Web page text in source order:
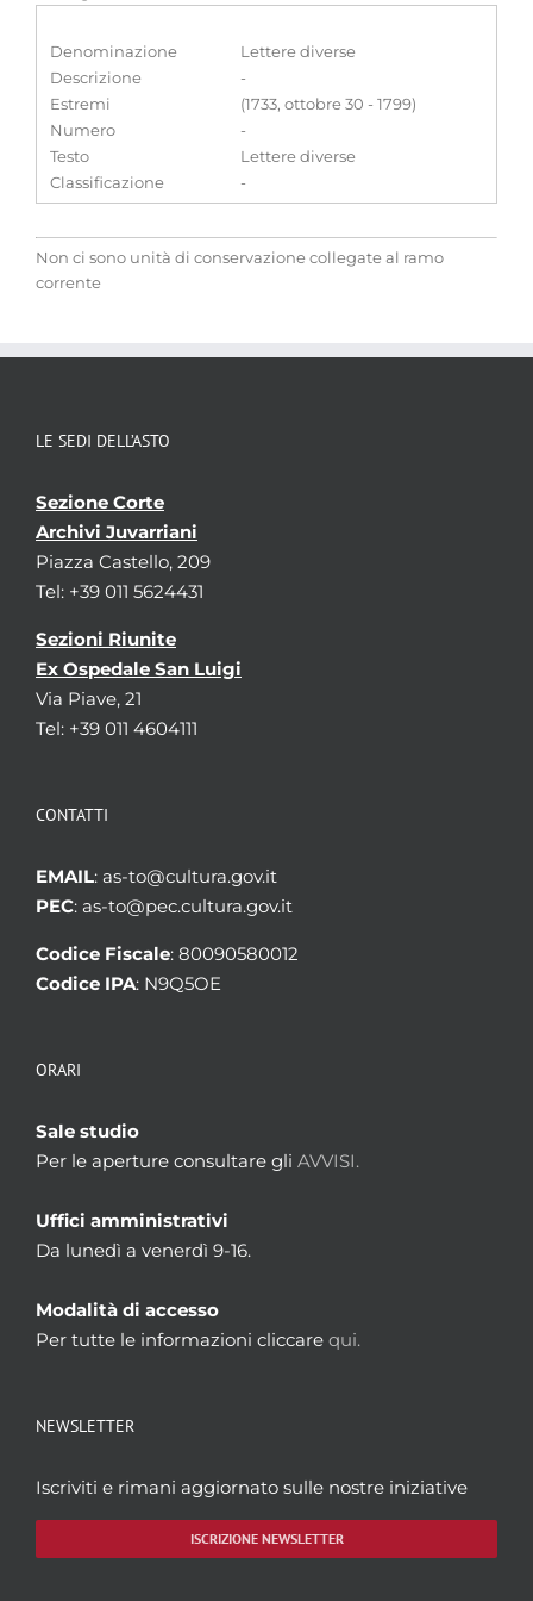
Denominazione
Lettere diverse
Descrizione
-
Estremi
(1733, ottobre 30 - 1799)
Numero
-
Testo
Lettere diverse
Classificazione
-
Non ci sono unità di conservazione collegate al ramo
corrente
LE SEDI DELL’ASTO
Sezione Corte
Archivi Juvarriani
Piazza Castello, 209
Tel: +39 011 5624431
Sezioni Riunite
Ex Ospedale San Luigi
Via Piave, 21
Tel: +39 011 4604111
CONTATTI
EMAIL: as-to@cultura.gov.it
PEC: as-to@pec.cultura.gov.it
Codice Fiscale: 80090580012
Codice IPA: N9Q5OE
ORARI
Sale studio
Per le aperture consultare gli AVVISI.
Uffici amministrativi
Da lunedì a venerdì 9-16.
Modalità di accesso
Per tutte le informazioni cliccare qui.
NEWSLETTER
Iscriviti e rimani aggiornato sulle nostre iniziative
ISCRIZIONE NEWSLETTER